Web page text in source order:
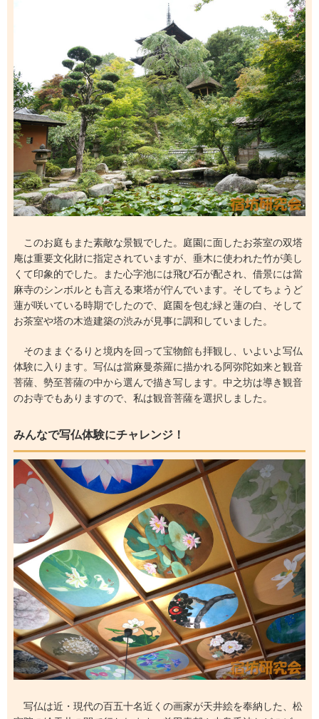
このお庭もまた素敵な景観でした。庭園に面したお茶室の双塔
庵は重要文化財に指定されていますが、垂木に使われた竹が美し
くて印象的でした。また心字池には飛び石が配され、借景には當
麻寺のシンボルとも言える東塔が佇んでいます。そしてちょうど
蓮が咲いている時期でしたので、庭園を包む緑と蓮の白、そして
お茶室や塔の木造建築の渋みが見事に調和していました。
そのままぐるりと境内を回って宝物館も拝観し、いよいよ写仏
体験に入ります。写仏は當麻曼荼羅に描かれる阿弥陀如来と観音
菩薩、勢至菩薩の中から選んで描き写します。中之坊は導き観音
のお寺でもありますので、私は観音菩薩を選択しました。
みんなで写仏体験にチャレンジ！
写仏は近・現代の百五十名近くの画家が天井絵を奉納した、松